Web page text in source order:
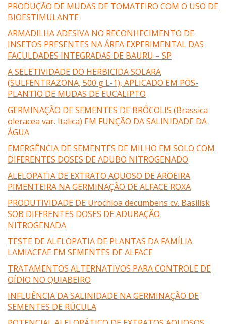
PRODUÇÃO DE MUDAS DE TOMATEIRO COM O USO DE
BIOESTIMULANTE
ARMADILHA ADESIVA NO RECONHECIMENTO DE
INSETOS PRESENTES NA ÁREA EXPERIMENTAL DAS
FACULDADES INTEGRADAS DE BAURU – SP
A SELETIVIDADE DO HERBICIDA SOLARA
(SULFENTRAZONA, 500 g L-1), APLICADO EM PÓS-
PLANTIO DE MUDAS DE EUCALIPTO
GERMINAÇÃO DE SEMENTES DE BRÓCOLIS (Brassica
oleracea var. Italica) EM FUNÇÃO DA SALINIDADE DA
ÁGUA
EMERGÊNCIA DE SEMENTES DE MILHO EM SOLO COM
DIFERENTES DOSES DE ADUBO NITROGENADO
ALELOPATIA DE EXTRATO AQUOSO DE AROEIRA
PIMENTEIRA NA GERMINAÇÃO DE ALFACE ROXA
PRODUTIVIDADE DE Urochloa decumbens cv. Basilisk
SOB DIFERENTES DOSES DE ADUBAÇÃO
NITROGENADA
TESTE DE ALELOPATIA DE PLANTAS DA FAMÍLIA
LAMIACEAE EM SEMENTES DE ALFACE
TRATAMENTOS ALTERNATIVOS PARA CONTROLE DE
OÍDIO NO QUIABEIRO
INFLUÊNCIA DA SALINIDADE NA GERMINAÇÃO DE
SEMENTES DE RÚCULA